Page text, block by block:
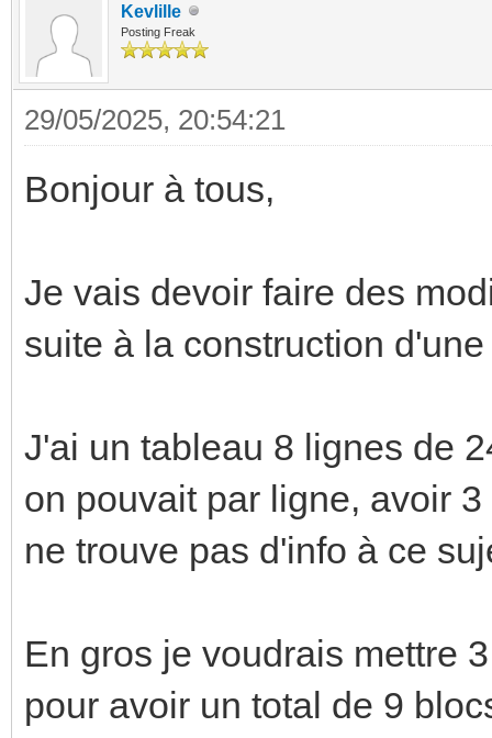
Kevlille
Posting Freak
29/05/2025, 20:54:21
Bonjour à tous,
Je vais devoir faire des
suite à la construction
J'ai un tableau 8 lignes de
on pouvait par ligne, avoir
ne trouve pas d'info à ce
En gros je voudrais mettre
pour avoir un total de 9